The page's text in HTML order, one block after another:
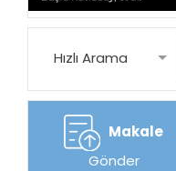
Hızlı Arama
Makale
Gönder